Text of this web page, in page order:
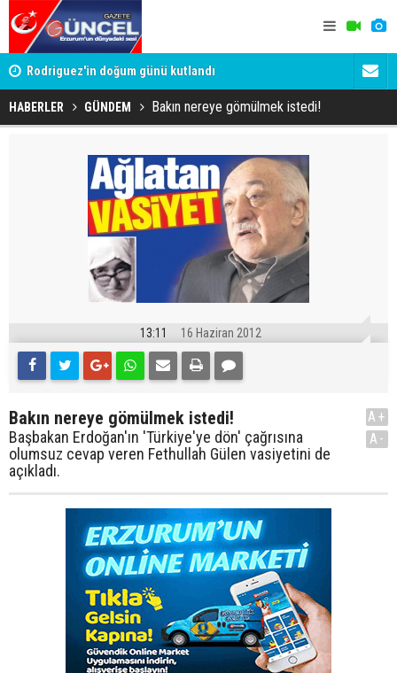
Rodriguez'in doğum günü kutlandı 81 ilde
HABERLER GÜNDEM Bakın nereye gömülmek istedi!
13:11 16 Haziran 2012
Bakın nereye gömülmek istedi!
Başbakan Erdoğan'ın 'Türkiye'ye dön' çağrısına
olumsuz cevap veren Fethullah Gülen vasiyetini de
açıkladı.
A+
A-